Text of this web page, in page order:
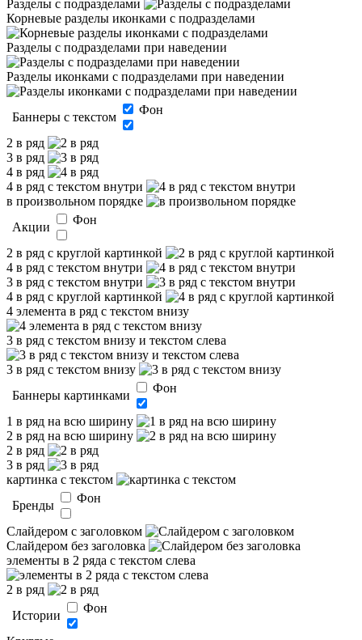
Разделы с подразделами
Корневые разделы иконками с подразделами
Разделы с подразделами при наведении
Разделы иконками с подразделами при наведении
Баннеры с текстом
Фон
2 в ряд
3 в ряд
4 в ряд
4 в ряд с текстом внутри
в произвольном порядке
Акции
Фон
2 в ряд с круглой картинкой
4 в ряд с текстом внутри
3 в ряд с текстом внутри
4 в ряд с круглой картинкой
4 элемента в ряд с текстом внизу
3 в ряд с текстом внизу и текстом слева
3 в ряд с текстом внизу
Баннеры картинками
Фон
1 в ряд на всю ширину
2 в ряд на всю ширину
2 в ряд
3 в ряд
картинка с текстом
Бренды
Фон
Слайдером c заголовком
Слайдером без заголовка
элементы в 2 ряда с текстом слева
2 в ряд
Истории
Фон